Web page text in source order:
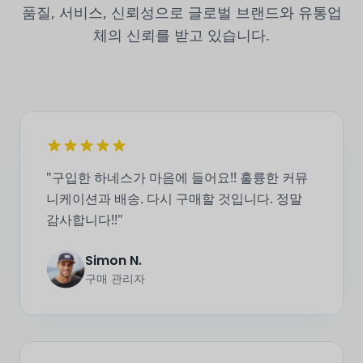
품질, 서비스, 신뢰성으로 글로벌 브랜드와 유통업
체의 신뢰를 받고 있습니다.
"구입한 하네스가 마음에 들어요!! 훌륭한 커뮤
니케이션과 배송. 다시 구매할 것입니다. 정말
감사합니다!!"
Simon N.
구매 관리자